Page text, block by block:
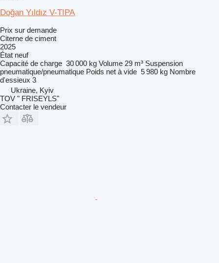
Doğan Yıldız V-TIPA
Prix sur demande
Citerne de ciment
2025
État neuf
Capacité de charge 30 000 kg Volume 29 m³ Suspension
pneumatique/pneumatique Poids net à vide 5 980 kg Nombre
d'essieux 3
Ukraine, Kyiv
TOV " FRISEYLS"
Contacter le vendeur